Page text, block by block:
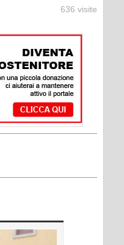
636 visite